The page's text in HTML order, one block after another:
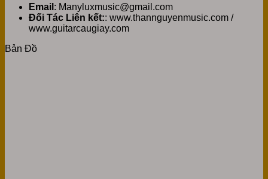
Email : Manyluxmusic@gmail.com
Đối Tác Liên kết:: www.thannguyenmusic.com /
www.guitarcaugiay.com
Bản Đồ